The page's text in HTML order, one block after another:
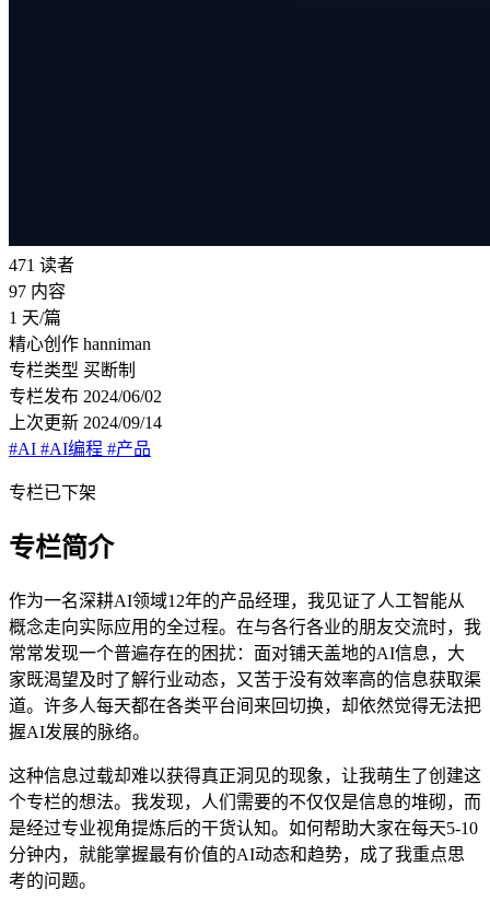
471 读者
97 内容
1 天/篇
精心创作 hanniman
专栏类型 买断制
专栏发布 2024/06/02
上次更新 2024/09/14
#AI #AI编程 #产品
专栏已下架
专栏简介
作为一名深耕AI领域12年的产品经理，我见证了人工智能从
概念走向实际应用的全过程。在与各行各业的朋友交流时，我
常常发现一个普遍存在的困扰：面对铺天盖地的AI信息，大
家既渴望及时了解行业动态，又苦于没有效率高的信息获取渠
道。许多人每天都在各类平台间来回切换，却依然觉得无法把
握AI发展的脉络。
这种信息过载却难以获得真正洞见的现象，让我萌生了创建这
个专栏的想法。我发现，人们需要的不仅仅是信息的堆砌，而
是经过专业视角提炼后的干货认知。如何帮助大家在每天5-10
分钟内，就能掌握最有价值的AI动态和趋势，成了我重点思
考的问题。